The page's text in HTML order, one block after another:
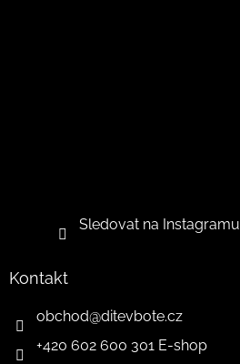
Sledovat na Instagramu
Kontakt
obchod@ditevbote.cz
+420 602 600 301 E-shop